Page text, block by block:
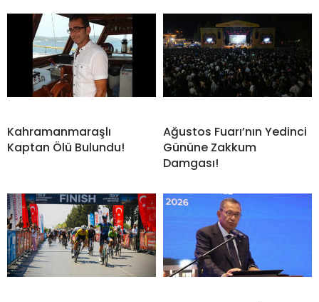
Kahramanmaraşlı
Kaptan Ölü Bulundu!
Ağustos Fuarı’nın Yedinci
Gününe Zakkum
Damgası!